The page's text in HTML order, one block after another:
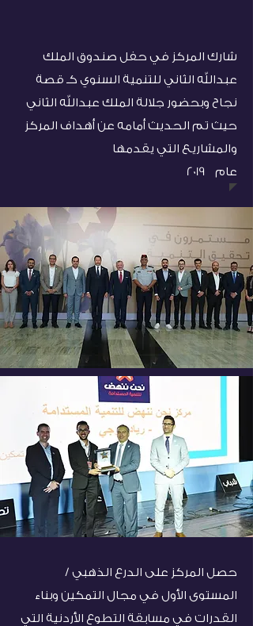
شارك المركز في حفل صندوق الملك
عبدالله الثاني للتنمية السنوي كـ قصة
نجاح وبحضور جلالة الملك عبدالله الثاني
حيث تم الحديث أمامه عن أهداف المركز
والمشاريع التي يقدمها
عام 2019
حصل المركز على الدرع الذهبي /
المستوى الأول في مجال التمكين وبناء
القدرات في مسابقة التطوع الأردنية التي